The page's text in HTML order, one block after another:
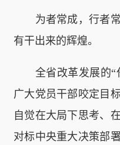
为者常成，行者常
有干出来的辉煌。
全省改革发展的“任
广大党员干部咬定目
自觉在大局下思考、
对标中央重大决策部